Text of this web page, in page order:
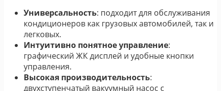
Универсальность: подходит для обслуживания
кондиционеров как грузовых автомобилей, так и
легковых.
Интуитивно понятное управление:
графический ЖК дисплей и удобные кнопки
управления.
Высокая производительность:
двухступенчатый вакуумный насос с